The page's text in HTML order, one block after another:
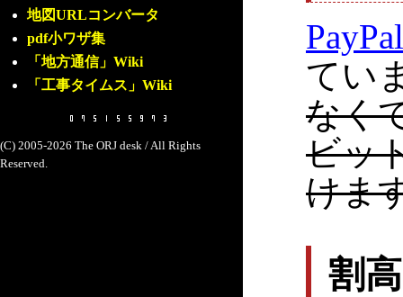
地図URLコンバータ
pdf小ワザ集
「地方通信」Wiki
「工事タイムス」Wiki
(C) 2005-2026 The ORJ desk / All Rights
Reserved.
PayPal
てい
なく
ビッ
けま
割